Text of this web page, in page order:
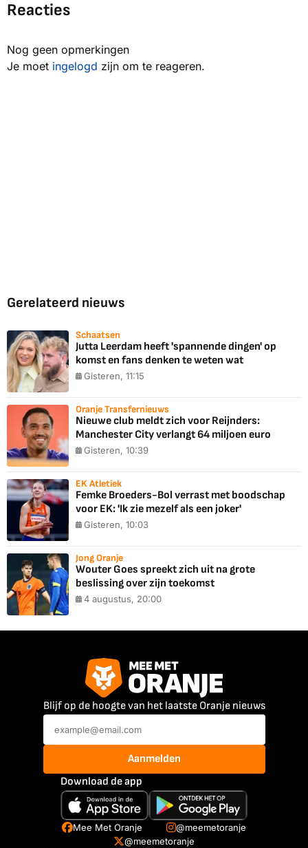
Reacties
Nog geen opmerkingen
Je moet ingelogd zijn om te reageren.
Gerelateerd nieuws
Schaatsen
Jutta Leerdam heeft 'spannende dingen' op
komst en fans denken te weten wat
Gisteren, 11:15
Oranje Transfernieuws
Nieuwe club meldt zich voor Reijnders:
Manchester City verlangt 64 miljoen euro
Gisteren, 10:39
EK Atletiek
Femke Broeders-Bol verrast met boodschap
voor EK: 'Ik zie mezelf als een joker'
Gisteren, 10:03
Jong Oranje
Wouter Goes spreekt zich uit na grote
beslissing over zijn toekomst
4 augustus, 20:00
Blijf op de hoogte van het laatste Oranje nieuws
Aanmelden
Download de app
Mee Met Oranje
@meemetoranje
@meemetoranje